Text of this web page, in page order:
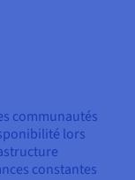
communautés
lors
constantes